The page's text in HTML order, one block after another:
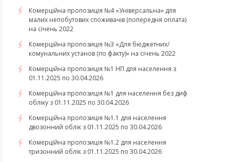
Комерційна пропозиція №4 «Універсальна» для
малих непобутових споживачів (попередня оплата)
на січень 2022
Комерційна пропозиція №3 «Для бюджетних/
комунальних установ (по факту)» на січень 2022
Комерційна пропозиція №1 НП для населення з
01.11.2025 по 30.04.2026
Комерційна пропозиція №1 для населення без диф
обліку з 01.11.2025 по 30.04.2026
Комерційна пропозиція №1.1 для населення
двозонний облік з 01.11.2025 по 30.04.2026
Комерційна пропозиція №1.2 для населення
тризонний облік з 01.11.2025 по 30.04.2026